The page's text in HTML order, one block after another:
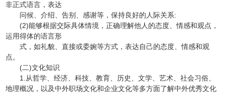
非正式语言，表达
问候、介绍、告别、感谢等，保持良好的人际关系:
(2)能够根据交际具体情境，正确理解他人的态度、情感和观点，
运用得体的语言形
式，如礼貌、直接或委婉等方式，表达自己的态度、情感和观
点。
(二)文化知识
1.从哲学、经济、科技、教育、历史、文学、艺术、社会习俗、
地理概况，以及中外职场文化和企业文化等多方面了解中外优秀文化